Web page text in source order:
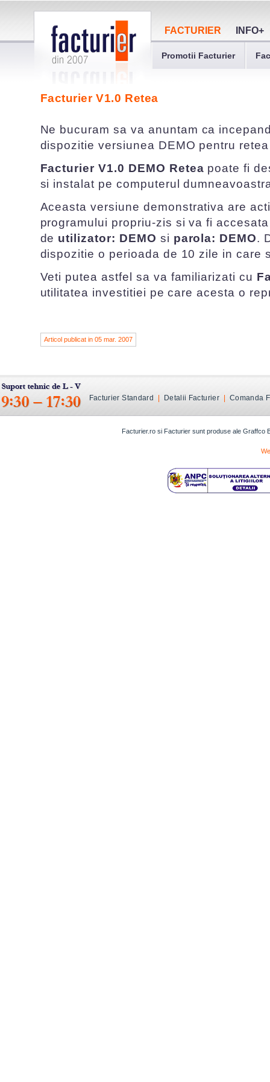
FACTURIER INFO+
Promotii Facturier
Facturier V1.0 Retea
Ne bucuram sa va anuntam ca
dispozitie versiunea DEMO pentru
Facturier V1.0 DEMO Retea poate fi
si instalat pe computerul
Aceasta versiune demonstrativa are
programului propriu-zis si va fi
de utilizator: DEMO si parola: DEMO.
dispozitie o perioada de 10 zile in care
Veti putea astfel sa va familiarizati cu
utilitatea investitiei pe care acesta o
Articol publicat in 05 mar. 2007
Facturier Standard Detalii Facturier| Comanda
Facturier.ro si Facturier sunt produse ale Graffco